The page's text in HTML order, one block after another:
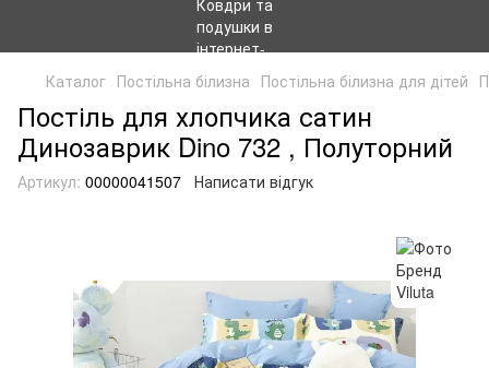
Каталог Постільна білизна Постільна білизна для дітей
Постіль для хлопчика сатин
Динозаврик Dino 732 , Полуторний
Артикул: 00000041507 Написати відгук